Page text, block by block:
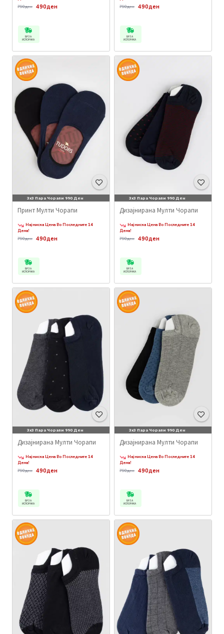
490ден
790ден
БРЗА
ИСПОРАКА
490ден
790ден
БРЗА
ИСПОРАКА
3x3 Пара Чорапи 990 Ден
Принт Мулти Чорапи
Најниска Цена Во Последните 14
Дена!
490ден
790ден
БРЗА
ИСПОРАКА
3x3 Пара Чорапи 990 Ден
Дизајнирана Мулти Чорапи
Најниска Цена Во Последните 14
Дена!
490ден
790ден
БРЗА
ИСПОРАКА
3x3 Пара Чорапи 990 Ден
Дизајнирана Мулти Чорапи
Најниска Цена Во Последните 14
Дена!
490ден
790ден
БРЗА
ИСПОРАКА
3x3 Пара Чорапи 990 Ден
Дизајнирана Мулти Чорапи
Најниска Цена Во Последните 14
Дена!
490ден
790ден
БРЗА
ИСПОРАКА